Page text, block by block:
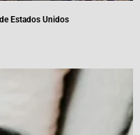
Estados Unidos